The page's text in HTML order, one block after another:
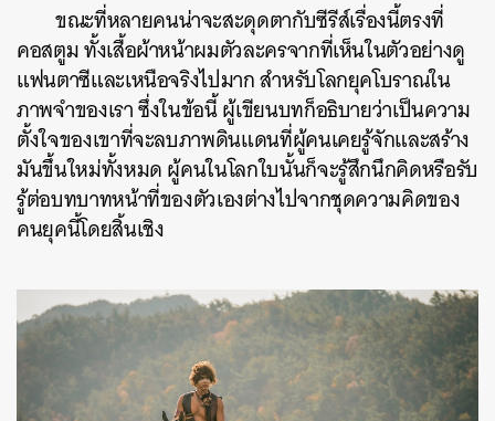
ขณะที่หลายคนน่าจะสะดุดตากับซีรีส์เรื่องนี้ตรงที่
คอสตูม ทั้งเสื้อผ้าหน้าผมตัวละครจากที่เห็นในตัวอย่างดู
แฟนตาซีและเหนือจริงไปมาก สำหรับโลกยุคโบราณใน
ภาพจำของเรา ซึ่งในข้อนี้ ผู้เขียนบทก็อธิบายว่าเป็นความ
ตั้งใจของเขาที่จะลบภาพดินแดนที่ผู้คนเคยรู้จักและสร้าง
มันขึ้นใหม่ทั้งหมด ผู้คนในโลกใบนั้นก็จะรู้สึกนึกคิดหรือรับ
รู้ต่อบทบาทหน้าที่ของตัวเองต่างไปจากชุดความคิดของ
คนยุคนี้โดยสิ้นเชิง